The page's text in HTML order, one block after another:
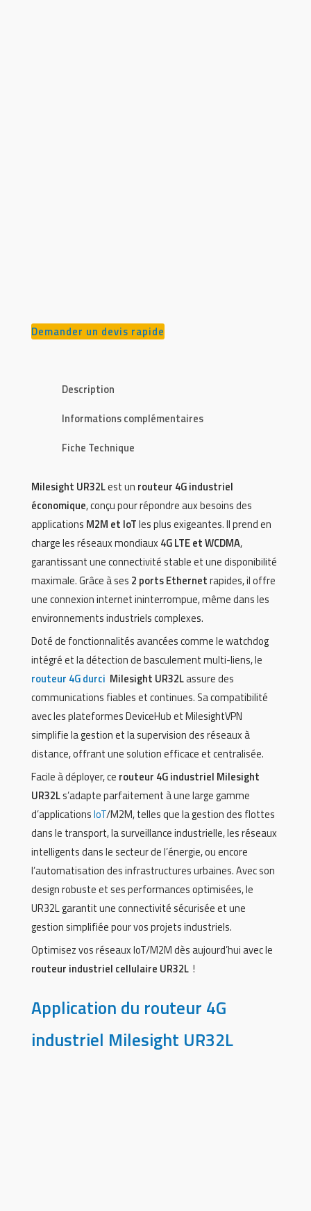
Demander un devis rapide
Description
Informations complémentaires
Fiche Technique
Milesight UR32Lest un routeur 4G industriel
économique, conçu pour répondre aux besoins des
applications M2M et IoTles plus exigeantes. Il prend en
charge les réseaux mondiaux 4G LTE et WCDMA,
garantissant une connectivité stable et une disponibilité
maximale. Grâce à ses 2 ports Ethernetrapides, il offre
une connexion internet ininterrompue, même dans les
environnements industriels complexes.
Doté de fonctionnalités avancées comme le watchdog
intégré et la détection de basculement multi-liens, le
routeur 4G durci Milesight UR32Lassure des
communications fiables et continues. Sa compatibilité
avec les plateformes DeviceHub et MilesightVPN
simplifie la gestion et la supervision des réseaux à
distance, offrant une solution efficace et centralisée.
Facile à déployer, ce routeur 4G industriel Milesight
UR32Ls’adapte parfaitement à une large gamme
d’applicationsIoT/M2M, telles que la gestion des flottes
dans le transport, la surveillance industrielle, les réseaux
intelligents dans le secteur de l’énergie, ou encore
l’automatisation des infrastructures urbaines. Avec son
design robuste et ses performances optimisées, le
UR32L garantit une connectivité sécurisée et une
gestion simplifiée pour vos projets industriels.
Optimisez vos réseaux IoT/M2M dès aujourd’hui avec le
routeur industriel cellulaire UR32L !
Application du routeur 4G
industriel Milesight UR32L